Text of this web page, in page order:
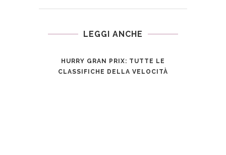
LEGGI ANCHE
HURRY GRAN PRIX: TUTTE LE
CLASSIFICHE DELLA VELOCITÀ